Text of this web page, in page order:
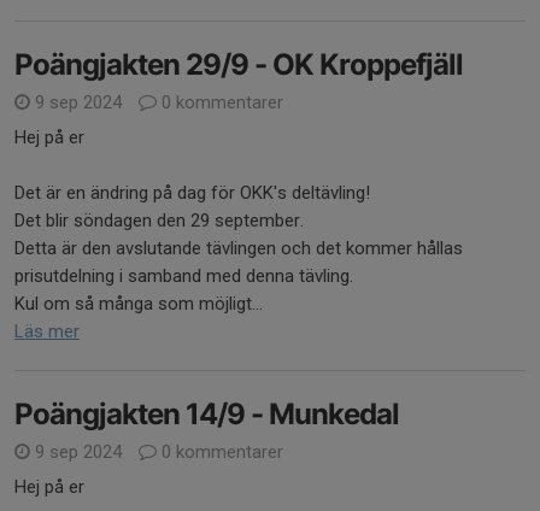
Poängjakten 29/9 - OK Kroppefjäll
9 sep 2024
0 kommentarer
Hej på er
Det är en ändring på dag för OKK's deltävling!
Det blir söndagen den 29 september.
Detta är den avslutande tävlingen och det kommer hållas
prisutdelning i samband med denna tävling.
Kul om så många som möjligt...
Läs mer
Poängjakten 14/9 - Munkedal
9 sep 2024
0 kommentarer
Hej på er